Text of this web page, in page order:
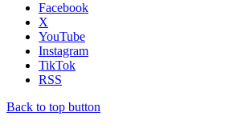
Facebook
X
YouTube
Instagram
TikTok
RSS
Back to top button